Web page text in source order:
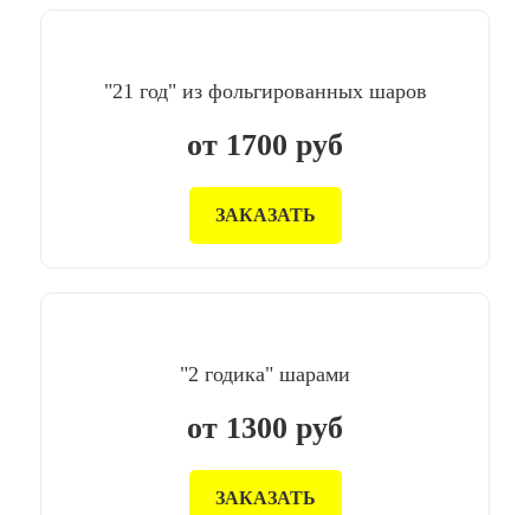
"21 год" из фольгированных шаров
от 1700 руб
ЗАКАЗАТЬ
"2 годика" шарами
от 1300 руб
ЗАКАЗАТЬ